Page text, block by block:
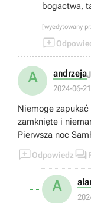
bogactwa,
[wyedytowany

A andrzeja
2024-06-
Niemoge
zamknięte i
Pierwsza noc
Odpowiedz 
A